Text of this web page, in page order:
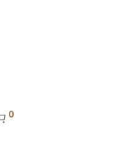
0